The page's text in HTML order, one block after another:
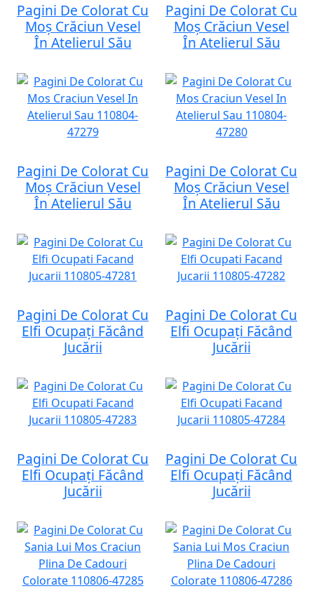
Pagini De Colorat Cu
Moș Crăciun Vesel
În Atelierul Său
Pagini De Colorat Cu
Moș Crăciun Vesel
În Atelierul Său
Pagini De Colorat Cu
Moș Crăciun Vesel
În Atelierul Său
Pagini De Colorat Cu
Moș Crăciun Vesel
În Atelierul Său
Pagini De Colorat Cu
Elfi Ocupați Făcând
Jucării
Pagini De Colorat Cu
Elfi Ocupați Făcând
Jucării
Pagini De Colorat Cu
Elfi Ocupați Făcând
Jucării
Pagini De Colorat Cu
Elfi Ocupați Făcând
Jucării